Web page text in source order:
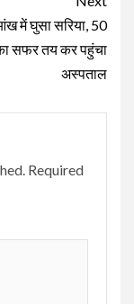
में घुसा सरिया, 50
सफर तय कर पहुंचा
अस्पताल
Required